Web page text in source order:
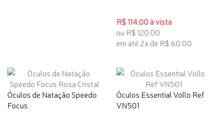
R$ 114,00 à vista
ou R$ 120,00
em até 2x de R$ 60,00
Óculos de Natação Speedo
Focus
Óculos Essential Vollo Ref
VN501